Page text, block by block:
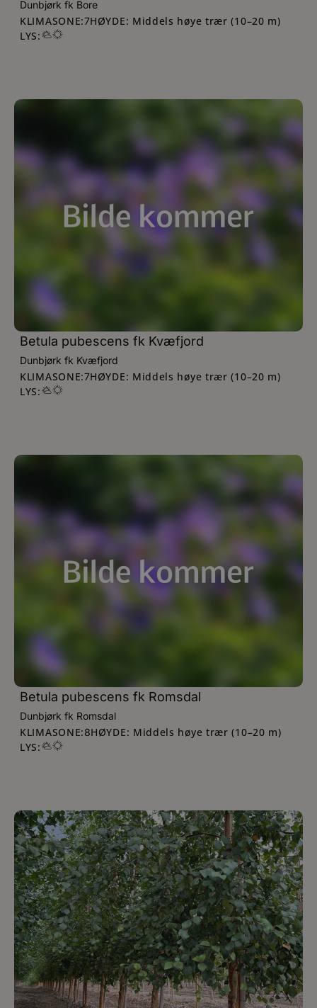
Dunbjørk fk Bore
KLIMASONE:7HØYDE: Middels høye trær (10–20 m)
LYS:
Betula pubescens fk Kvæfjord
Dunbjørk fk Kvæfjord
KLIMASONE:7HØYDE: Middels høye trær (10–20 m)
LYS:
Betula pubescens fk Romsdal
Dunbjørk fk Romsdal
KLIMASONE:8HØYDE: Middels høye trær (10–20 m)
LYS: